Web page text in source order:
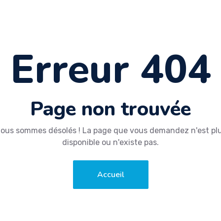
Erreur 404
Page non trouvée
sommes désolés ! La page que vous demandez n'est
disponible ou n'existe pas.
Accueil